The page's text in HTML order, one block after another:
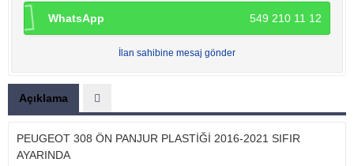
WhatsApp 549 210 11 12
İlan sahibine mesaj gönder
Açıklama
PEUGEOT 308 ÖN PANJUR PLASTİĞİ 2016-2021 SIFIR
AYARINDA